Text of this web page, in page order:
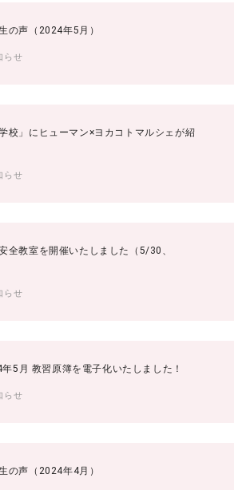
の声（2024年5月）
らせ
校」にヒューマン×ヨカコトマルシェが紹
らせ
全教室を開催いたしました（5/30、
らせ
年5月 教習原簿を電子化いたしました！
らせ
の声（2024年4月）